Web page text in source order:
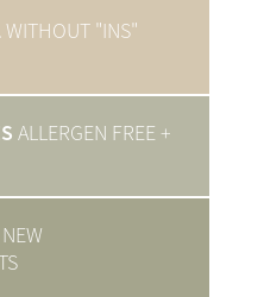
WITHOUT "INS"
ALLERGEN FREE+